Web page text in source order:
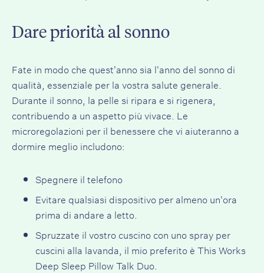
Dare priorità al sonno
Fate in modo che quest'anno sia l'anno del sonno di
qualità, essenziale per la vostra salute generale.
Durante il sonno, la pelle si ripara e si rigenera,
contribuendo a un aspetto più vivace. Le
microregolazioni per il benessere che vi aiuteranno a
dormire meglio includono:
Spegnere il telefono
Evitare qualsiasi dispositivo per almeno un'ora
prima di andare a letto.
Spruzzate il vostro cuscino con uno spray per
cuscini alla lavanda, il mio preferito è This Works
Deep Sleep Pillow Talk Duo